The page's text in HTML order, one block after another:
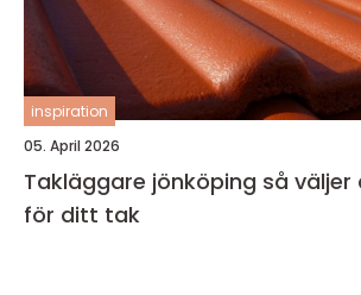
inspiration
05. April 2026
Takläggare jönköping så väljer du rätt expert
för ditt tak